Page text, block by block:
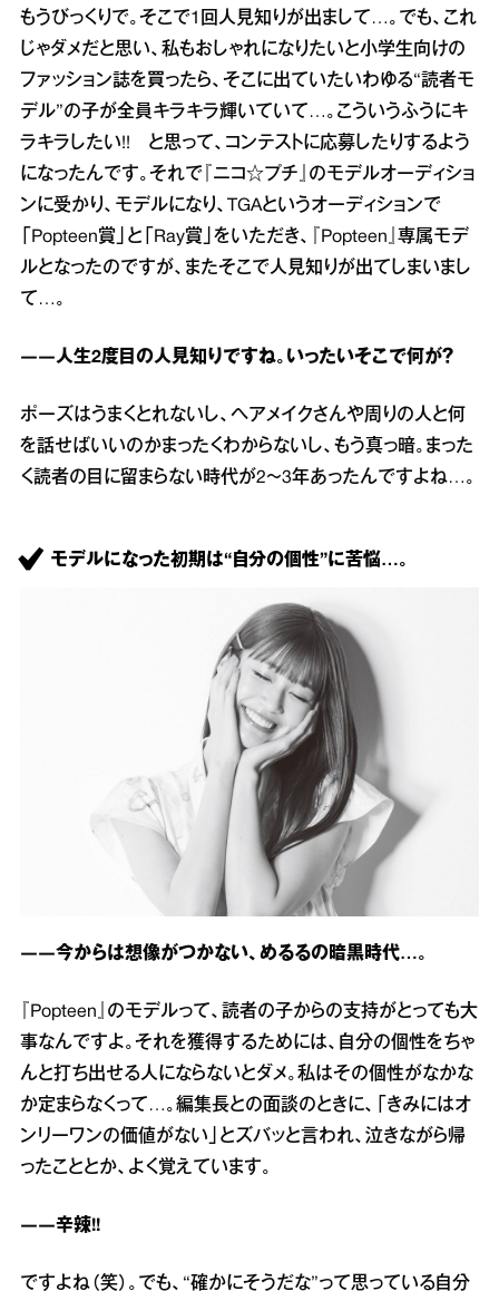
もうびっくりで。そこで1回人見知りが出まして…。でも、これ
じゃダメだと思い、私もおしゃれになりたいと小学生向けの
ファッション誌を買ったら、そこに出ていたいわゆる“読者モ
デル”の子が全員キラキラ輝いていて…。こういうふうにキ
ラキラしたい!! と思って、コンテストに応募したりするよう
になったんです。それで『ニコ☆プチ』のモデルオーディショ
ンに受かり、モデルになり、TGAというオーディションで
「Popteen賞」と「Ray賞」をいただき、『Popteen』専属モデ
ルとなったのですが、またそこで人見知りが出てしまいまし
て…。
――人生2度目の人見知りですね。いったいそこで何が？
ポーズはうまくとれないし、ヘアメイクさんや周りの人と何
を話せばいいのかまったくわからないし、もう真っ暗。まった
く読者の目に留まらない時代が2～3年あったんですよね…。
モデルになった初期は“自分の個性”に苦悩…。
――今からは想像がつかない、めるるの暗黒時代…。
『Popteen』のモデルって、読者の子からの支持がとっても大
事なんですよ。それを獲得するためには、自分の個性をちゃ
んと打ち出せる人にならないとダメ。私はその個性がなかな
か定まらなくって…。編集長との面談のときに、「きみにはオ
ンリーワンの価値がない」とズバッと言われ、泣きながら帰
ったこととか、よく覚えています。
――辛辣!!
ですよね（笑）。でも、“確かにそうだな”って思っている自分